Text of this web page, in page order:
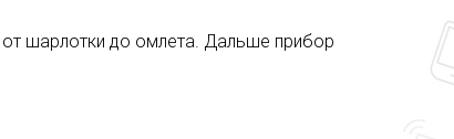
шарлотки до омлета. Дальше прибор